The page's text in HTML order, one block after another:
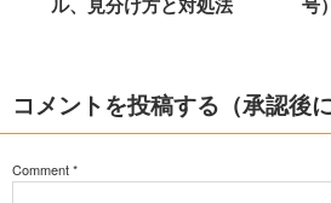
コメントを投稿する（承認後
Comment*